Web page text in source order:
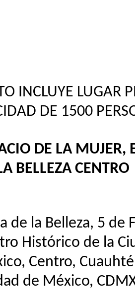
INCLUYE LUGAR
DE 1500
DE LA MUJER,
BELLEZA CENTRO
de la Belleza, 5 de
Histórico de la
Centro,
de México,